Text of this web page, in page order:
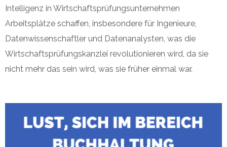
Intelligenz in Wirtschaftsprüfungsunternehmen
Arbeitsplätze schaffen, insbesondere für Ingenieure,
Datenwissenschaftler und Datenanalysten, was die
Wirtschaftsprüfungskanzlei revolutionieren wird, da sie
nicht mehr das sein wird, was sie früher einmal war.